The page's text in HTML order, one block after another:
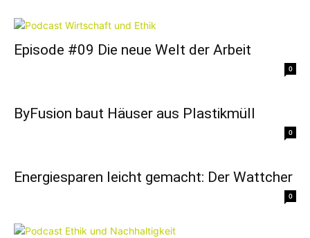
Episode #09 Die neue Welt der Arbeit
0
ByFusion baut Häuser aus Plastikmüll
0
Energiesparen leicht gemacht: Der Wattcher
0